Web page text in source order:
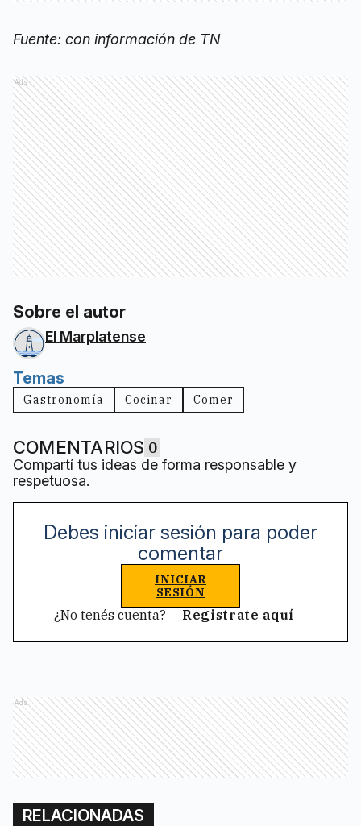
Fuente: con información de TN
Ads
Sobre el autor
El Marplatense
Temas
Gastronomía Cocinar Comer
COMENTARIOS 0
Compartí tus ideas de forma responsable y
respetuosa.
Debes iniciar sesión para poder
comentar
INICIAR
SESIÓN
¿No tenés cuenta? Registrate aquí
Ads
RELACIONADAS